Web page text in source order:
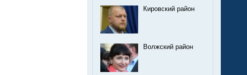
Кировский район
Волжский район